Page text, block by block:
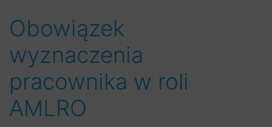
Obowiązek
wyznaczenia
pracownika w roli
AMLRO